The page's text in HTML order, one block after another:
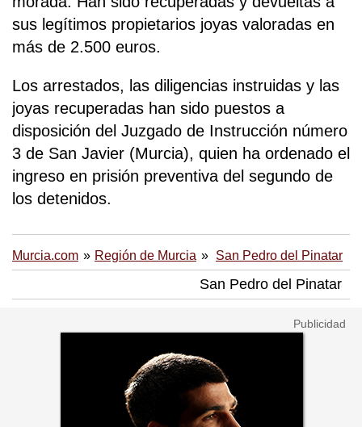
sus legítimos propietarios joyas valoradas en
más de 2.500 euros.
Los arrestados, las diligencias instruidas y las
joyas recuperadas han sido puestos a
disposición del Juzgado de Instrucción número
3 de San Javier (Murcia), quien ha ordenado el
ingreso en prisión preventiva del segundo de
los detenidos.
Murcia.com Región de Murcia San Pedro del Pinatar
San Pedro del Pinatar